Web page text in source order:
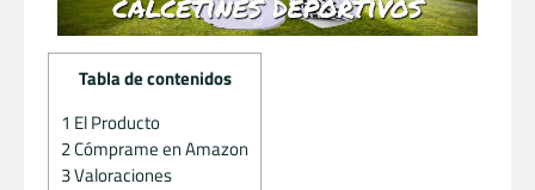
Tabla de contenidos
1 El Producto
2Cómprame en Amazon
3Valoraciones